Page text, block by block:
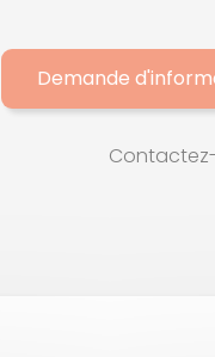
Demande